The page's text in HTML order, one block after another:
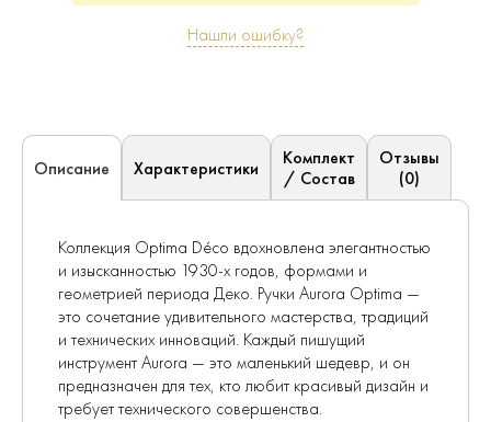
Нашли ошибку?
Описание Характеристики
Комплект
/ Состав
Отзывы
(0)
Коллекция Optima Déco вдохновлена элегантностью
и изысканностью 1930-х годов, формами и
геометрией периода Деко. Ручки Aurora Optima —
это сочетание удивительного мастерства, традиций
и технических инноваций. Каждый пишущий
инструмент Aurora — это маленький шедевр, и он
предназначен для тех, кто любит красивый дизайн и
требует технического совершенства.